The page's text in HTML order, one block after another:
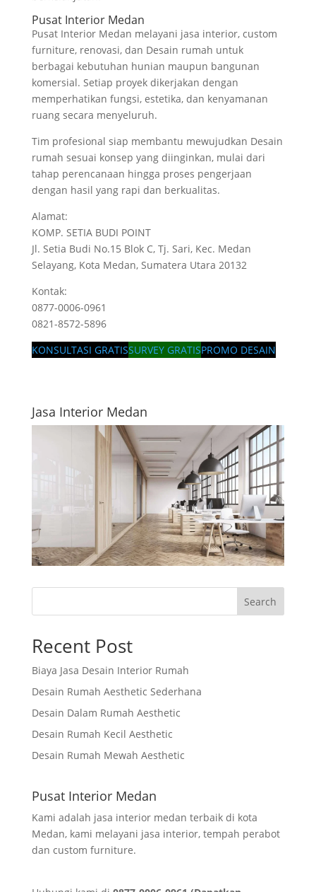
Pusat Interior Medan
Pusat Interior Medan melayani jasa interior, custom
furniture, renovasi, dan Desain rumah untuk
berbagai kebutuhan hunian maupun bangunan
komersial. Setiap proyek dikerjakan dengan
memperhatikan fungsi, estetika, dan kenyamanan
ruang secara menyeluruh.
Tim profesional siap membantu mewujudkan Desain
rumah sesuai konsep yang diinginkan, mulai dari
tahap perencanaan hingga proses pengerjaan
dengan hasil yang rapi dan berkualitas.
Alamat:
KOMP. SETIA BUDI POINT
Jl. Setia Budi No.15 Blok C, Tj. Sari, Kec. Medan
Selayang, Kota Medan, Sumatera Utara 20132
Kontak:
0877-0006-0961
0821-8572-5896
KONSULTASI GRATISSURVEY GRATISPROMO DESAIN
Jasa Interior Medan
Search
Recent Post
Biaya Jasa Desain Interior Rumah
Desain Rumah Aesthetic Sederhana
Desain Dalam Rumah Aesthetic
Desain Rumah Kecil Aesthetic
Desain Rumah Mewah Aesthetic
Pusat Interior Medan
Kami adalah jasa interior medan terbaik di kota
Medan, kami melayani jasa interior, tempah perabot
dan custom furniture.